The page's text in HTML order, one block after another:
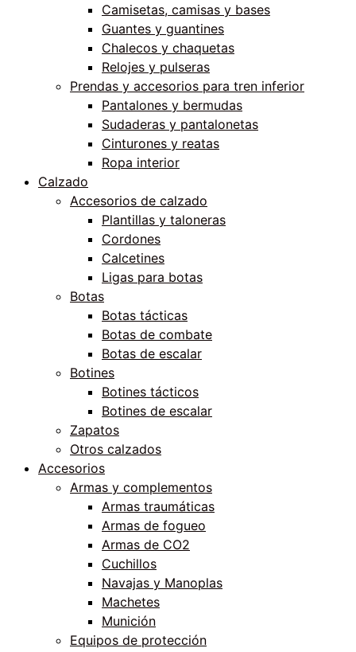
Camisetas, camisas y bases
Guantes y guantines
Chalecos y chaquetas
Relojes y pulseras
Prendas y accesorios para tren inferior
Pantalones y bermudas
Sudaderas y pantalonetas
Cinturones y reatas
Ropa interior
Calzado
Accesorios de calzado
Plantillas y taloneras
Cordones
Calcetines
Ligas para botas
Botas
Botas tácticas
Botas de combate
Botas de escalar
Botines
Botines tácticos
Botines de escalar
Zapatos
Otros calzados
Accesorios
Armas y complementos
Armas traumáticas
Armas de fogueo
Armas de CO2
Cuchillos
Navajas y Manoplas
Machetes
Munición
Equipos de protección